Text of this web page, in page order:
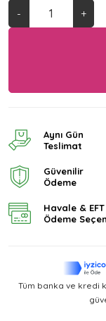
- +
Aynı Gün
Teslimat
Güvenilir
Ödeme
Havale & EFT
Ödeme
Tüm banka ve kredi